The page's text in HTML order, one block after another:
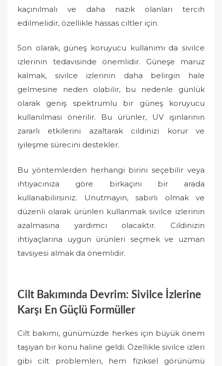
kaçınılmalı ve daha nazik olanları tercih
edilmelidir, özellikle hassas ciltler için.
Son olarak, güneş koruyucu kullanımı da sivilce
izlerinin tedavisinde önemlidir. Güneşe maruz
kalmak, sivilce izlerinin daha belirgin hale
gelmesine neden olabilir, bu nedenle günlük
olarak geniş spektrumlu bir güneş koruyucu
kullanılması önerilir. Bu ürünler, UV ışınlarının
zararlı etkilerini azaltarak cildinizi korur ve
iyileşme sürecini destekler.
Bu yöntemlerden herhangi birini seçebilir veya
ihtiyacınıza göre birkaçını bir arada
kullanabilirsiniz. Unutmayın, sabırlı olmak ve
düzenli olarak ürünleri kullanmak sivilce izlerinin
azalmasına yardımcı olacaktır. Cildinizin
ihtiyaçlarına uygun ürünleri seçmek ve uzman
tavsiyesi almak da önemlidir.
Cilt Bakımında Devrim: Sivilce İzlerine
Karşı En Güçlü Formüller
Cilt bakımı, günümüzde herkes için büyük önem
taşıyan bir konu haline geldi. Özellikle sivilce izleri
gibi cilt problemleri, hem fiziksel görünümü